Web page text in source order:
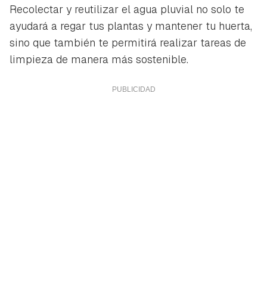
Recolectar y reutilizar el agua pluvial no solo te
ayudará a regar tus plantas y mantener tu huerta,
sino que también te permitirá realizar tareas de
limpieza de manera más sostenible.